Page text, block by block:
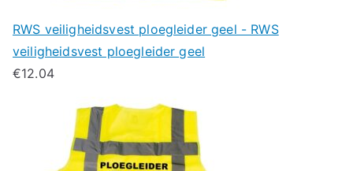
RWS veiligheidsvest ploegleider geel - RWS
veiligheidsvest ploegleider geel
€12.04